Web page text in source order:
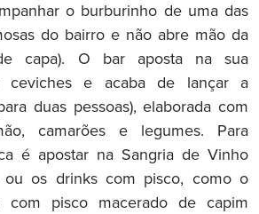
o burburinho de uma das
do bairro e não abre mão da
capa). O bar aposta na sua
ceviches e acaba de lançar a
duas pessoas), elaborada com
camarões e legumes. Para
é apostar na Sangria de Vinho
os drinks com pisco, como o
com pisco macerado de capim